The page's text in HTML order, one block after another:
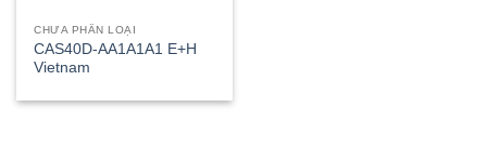
CHƯA PHÂN LOẠI
CAS40D-AA1A1A1 E+H
Vietnam